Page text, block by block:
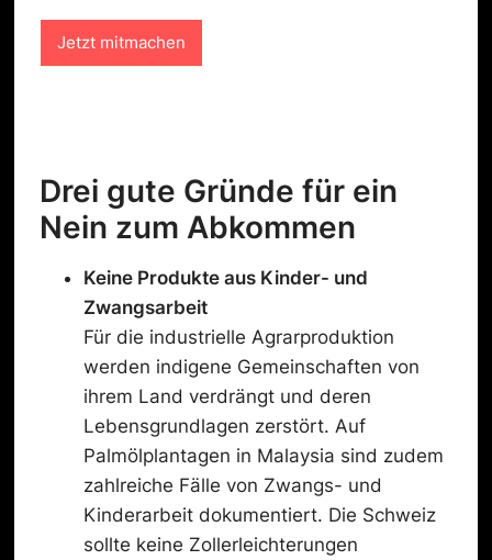
n
c
-
C
h
e
Jetzt mitmachen
Drei gute Gründe für ein
Nein zum Abkommen
Keine Produkte aus Kinder- und
Zwangsarbeit
Für die industrielle Agrarproduktion
werden indigene Gemeinschaften von
ihrem Land verdrängt und deren
Lebensgrundlagen zerstört. Auf
Palmölplantagen in Malaysia sind zudem
zahlreiche Fälle von Zwangs- und
Kinderarbeit dokumentiert. Die Schweiz
sollte keine Zollerleichterungen